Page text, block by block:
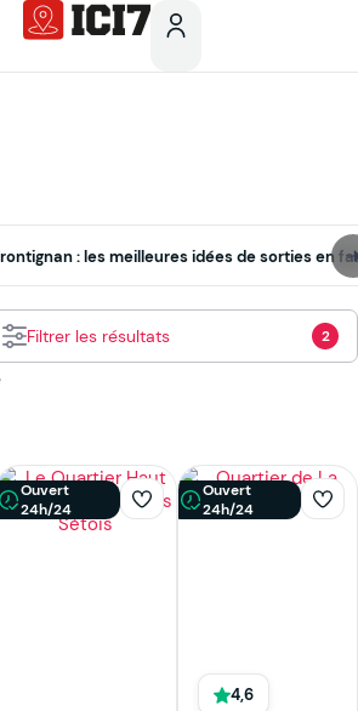
: les meilleures idées de sorties en
Filtrer les résultats 2
Ouvert
24h/24
Ouvert
24h/24
4,6